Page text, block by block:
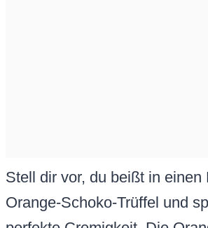
Stell dir vor, du beißt in einen
Orange-Schoko-Trüffel und